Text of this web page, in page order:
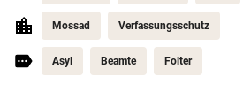
Mossad Verfassungsschutz
Asyl Beamte Folter